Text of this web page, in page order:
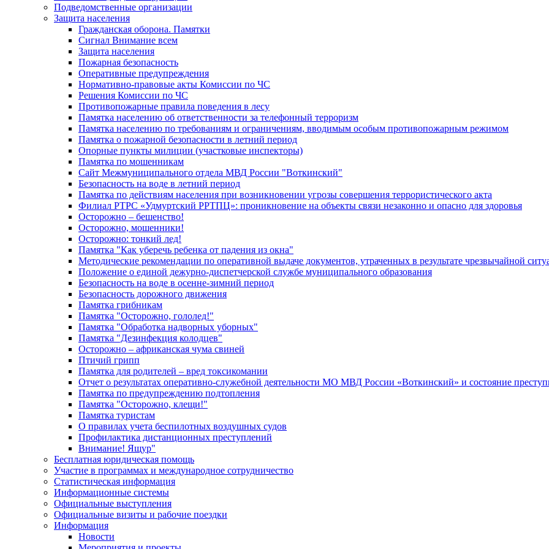
Подведомственные организации
Защита населения
Гражданская оборона. Памятки
Сигнал Внимание всем
Защита населения
Пожарная безопасность
Оперативные предупреждения
Нормативно-правовые акты Комиссии по ЧС
Решения Комиссии по ЧС
Противопожарные правила поведения в лесу
Памятка населению об ответственности за телефонный терроризм
Памятка населению по требованиям и ограничениям, вводимым особым противопожарным режимом
Памятка о пожарной безопасности в летний период
Опорные пункты милиции (участковые инспекторы)
Памятка по мошенникам
Сайт Межмуниципального отдела МВД России "Воткинский"
Безопасность на воде в летний период
Памятка по действиям населения при возникновении угрозы совершения террористического акта
Филиал РТРС «Удмуртский РРТПЦ»: проникновение на объекты связи незаконно и опасно для здоровья
Осторожно – бешенство!
Осторожно, мошенники!
Осторожно: тонкий лед!
Памятка "Как уберечь ребенка от падения из окна"
Методические рекомендации по оперативной выдаче документов, утраченных в результате чрезвычайной
Положение о единой дежурно-диспетчерской службе муниципального образования
Безопасность на воде в осенне-зимний период
Безопасность дорожного движения
Памятка грибникам
Памятка "Осторожно, гололед!"
Памятка "Обработка надворных уборных"
Памятка "Дезинфекция колодцев"
Осторожно – африканская чума свиней
Птичий грипп
Памятка для родителей – вред токсикомании
Отчет о результатах оперативно-служебной деятельности МО МВД России «Воткинский» и состояние
Памятка по предупреждению подтопления
Памятка "Осторожно, клещи!"
Памятка туристам
О правилах учета беспилотных воздушных судов
Профилактика дистанционных преступлений
Внимание! Ящур"
Бесплатная юридическая помощь
Участие в программах и международное сотрудничество
Статистическая информация
Информационные системы
Официальные выступления
Официальные визиты и рабочие поездки
Информация
Новости